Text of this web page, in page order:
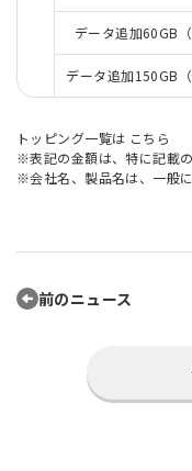
データ追加60GB（
データ追加150GB（
トッピング一覧は こちら
※表記の金額は、特に記載
※会社名、製品名は、一般
前のニュース